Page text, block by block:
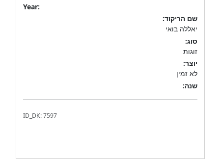
Year:
שם הריקוד:
יאללה בואי
סוג:
זוגות
יוצר:
לא זמין
שנה:
ID_DK: 7597